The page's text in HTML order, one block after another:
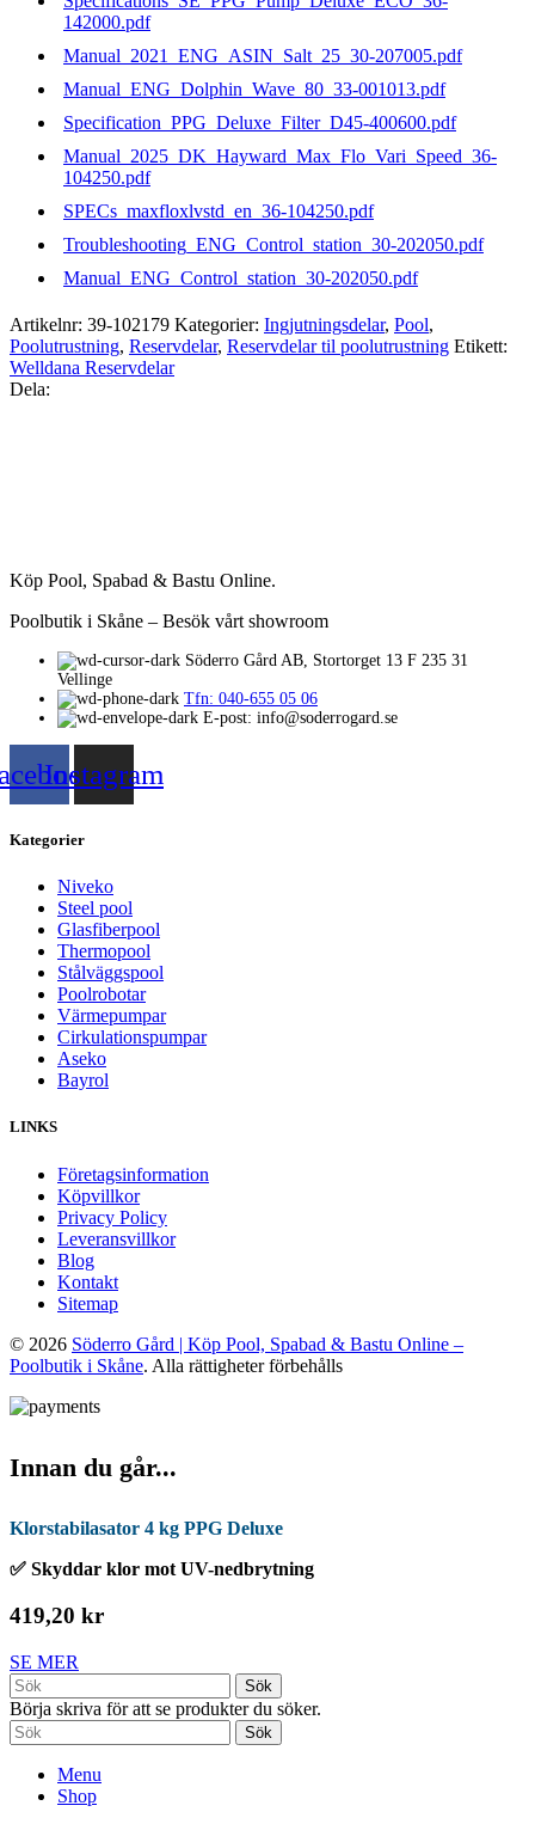
142000.pdf
Manual_2021_ENG_ASIN_Salt_25_30-207005.pdf
Manual_ENG_Dolphin_Wave_80_33-001013.pdf
Specification_PPG_Deluxe_Filter_D45-400600.pdf
Manual_2025_DK_Hayward_Max_Flo_Vari_Speed_36-
104250.pdf
SPECs_maxfloxlvstd_en_36-104250.pdf
Troubleshooting_ENG_Control_station_30-202050.pdf
Manual_ENG_Control_station_30-202050.pdf
Artikelnr: 39-102179 Kategorier: Ingjutningsdelar, Pool,
Poolutrustning, Reservdelar, Reservdelar til poolutrustning Etikett:
Welldana Reservdelar
Dela:
Köp Pool, Spabad & Bastu Online.
Poolbutik i Skåne – Besök vårt showroom
Söderro Gård AB, Stortorget 13 F 235 31
Vellinge
Tfn: 040-655 05 06
E-post: info@soderrogard.se
Instagram
Kategorier
Niveko
Steel pool
Glasfiberpool
Thermopool
Stålväggspool
Poolrobotar
Värmepumpar
Cirkulationspumpar
Aseko
Bayrol
LINKS
Företagsinformation
Köpvillkor
Privacy Policy
Leveransvillkor
Blog
Kontakt
Sitemap
© 2026 Söderro Gård | Köp Pool, Spabad & Bastu Online –
Poolbutik i Skåne. Alla rättigheter förbehålls
Innan du går...
Klorstabilasator 4 kg PPG Deluxe
✅ Skyddar klor mot UV-nedbrytning
419,20 kr
SE MER
Sök
Börja skriva för att se produkter du söker.
Sök
Menu
Shop